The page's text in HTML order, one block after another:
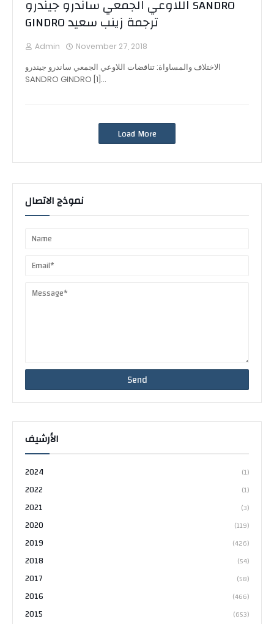
اللاوعي الجمعي ساندرو جيندرو SANDRO
GINDRO ترجمة زينب سعيد
Admin November 27, 2018
الاختلاف والمساواة: تناقضات اللاوعي الجمعي ساندرو جيندرو
SANDRO GINDRO [1]…
Load More
نموذج الاتصال
الأرشيف
2024 (1)
2022 (1)
2021 (3)
2020 (119)
2019 (426)
2018 (54)
2017 (58)
2016 (466)
2015 (653)